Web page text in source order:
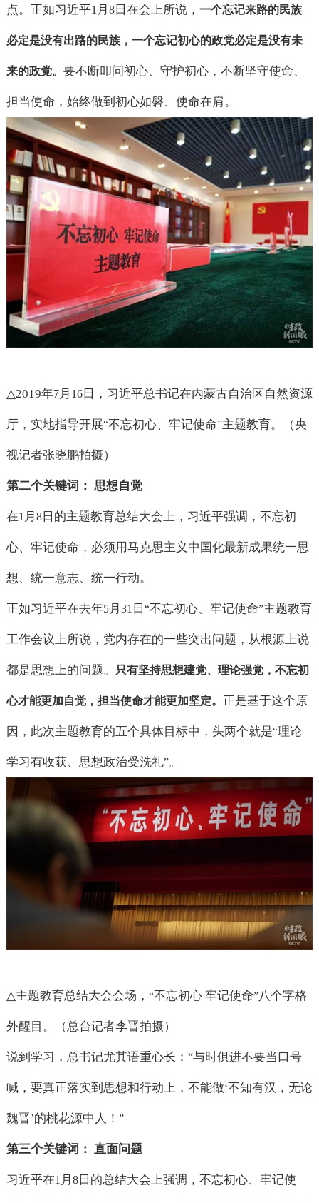
点。正如习近平1 月 8日在会上所说， 一个忘记来路的民族
必定是没有出路的民族，一个忘记初心的政党必定是没有未
来的政党。 要不断叩问初心、守护初心，不断坚守使命、
担当使命，始终做到初心如磐、使命在肩。
△2019年7月 16日，习近平总书记在内蒙古自治区自然资源
厅，实地指导开展“不忘初心、牢记使命”主题教育。（央
视记者张晓鹏拍摄）
第二个关键词： 思想自觉
在1 月 8日的主题教育总结大会上，习近平强调，不忘初
心、牢记使命，必须用马克思主义中国化最新成果统一思
想、统一意志、统一行动。
正如习近平在去年5月 31 日 “不忘初心、牢记使命”主题教育
工作会议上所说，党内存在的一些突出问题，从根源上说
都是思想上的问题。 只有坚持思想建党、理论强党，不忘初
心才能更加自觉，担当使命才能更加坚定。 正是基于这个原
因，此次主题教育的五个具体目标中，头两个就是“理论
学习有收获、思想政治受洗礼”。
△主题教育总结大会会场， “不忘初心 牢记使命”八个字格
外醒目。（总台记者李晋拍摄）
说到学习，总书记尤其语重心长： “与时俱进不要当口号
喊，要真正落实到思想和行动上，不能做‘不知有汉，无论
魏晋’的桃花源中人！ ”
第三个关键词： 直面问题
习近平在1 月 8日的总结大会上强调，不忘初心、牢记使